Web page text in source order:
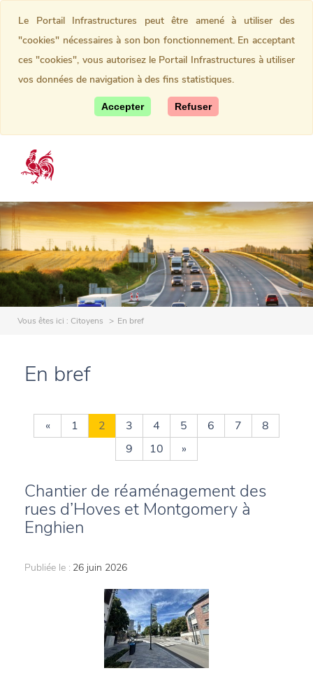
Vous êtes ici : Citoyens En bref
En bref
« 1 2 3 4 5 6 7
8
9
10 »
Chantier de réaménagement des
rues d’Hoves et Montgomery à
Enghien
Publiée le : 26 juin 2026
Le Portail Infrastructures peut être amené à utiliser des
"cookies" nécessaires à son bon fonctionnement. En acceptant
ces "cookies", vous autorisez le Portail Infrastructures à utiliser
vos données de navigation à des fins statistiques.
Accepter Refuser